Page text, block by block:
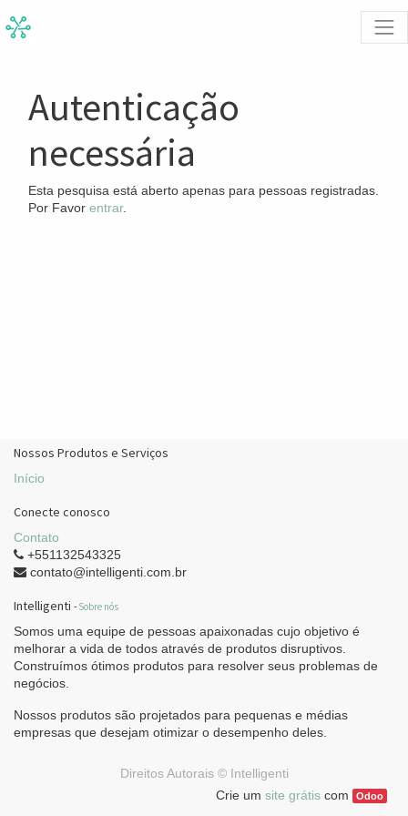
Autenticação
necessária
Esta pesquisa está aberto apenas para pessoas registradas.
Por Favor entrar.
Nossos Produtos e Serviços
Início
Conecte conosco
Contato
+551132543325
contato@intelligenti.com.br
Intelligenti - Sobre nós
Somos uma equipe de pessoas apaixonadas cujo objetivo é
melhorar a vida de todos através de produtos disruptivos.
Construímos ótimos produtos para resolver seus problemas de
negócios.
Nossos produtos são projetados para pequenas e médias
empresas que desejam otimizar o desempenho deles.
Direitos Autorais © Intelligenti
Crie um site grátiscom Odoo